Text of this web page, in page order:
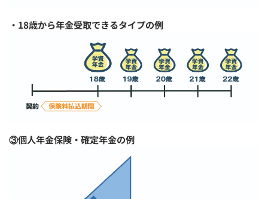
・18歳から年金受取できるタイプの例
③個人年金保険・確定年金の例